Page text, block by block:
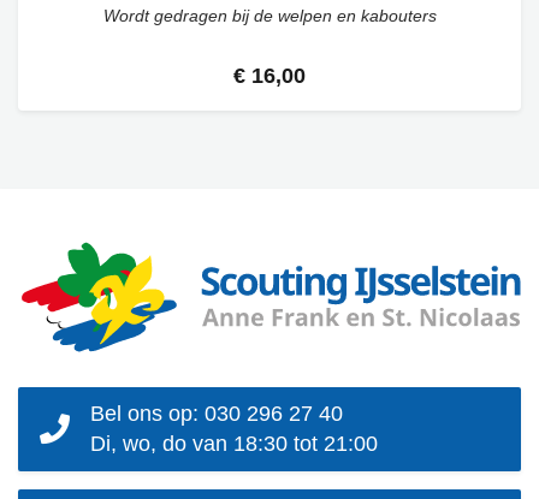
Wordt gedragen bij de welpen en kabouters
€ 16,00
Bel ons op: 030 296 27 40
Di, wo, do van 18:30 tot 21:00